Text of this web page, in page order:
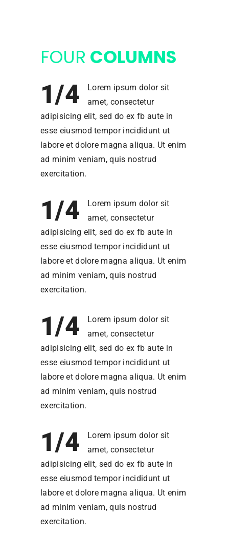
FOUR COLUMNS
1/4
Lorem ipsum dolor sit
amet, consectetur
adipisicing elit, sed do ex fb aute in
esse eiusmod tempor incididunt ut
labore et dolore magna aliqua. Ut enim
ad minim veniam, quis nostrud
exercitation.
1/4
Lorem ipsum dolor sit
amet, consectetur
adipisicing elit, sed do ex fb aute in
esse eiusmod tempor incididunt ut
labore et dolore magna aliqua. Ut enim
ad minim veniam, quis nostrud
exercitation.
1/4
Lorem ipsum dolor sit
amet, consectetur
adipisicing elit, sed do ex fb aute in
esse eiusmod tempor incididunt ut
labore et dolore magna aliqua. Ut enim
ad minim veniam, quis nostrud
exercitation.
1/4
Lorem ipsum dolor sit
amet, consectetur
adipisicing elit, sed do ex fb aute in
esse eiusmod tempor incididunt ut
labore et dolore magna aliqua. Ut enim
ad minim veniam, quis nostrud
exercitation.